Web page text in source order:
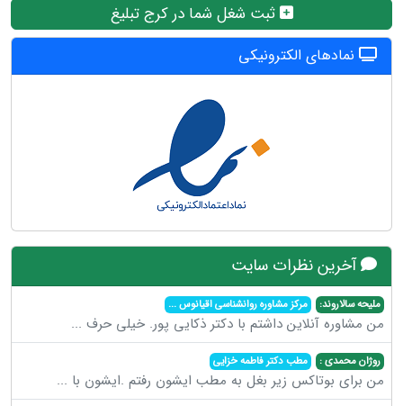
ثبت شغل شما در کرج تبلیغ
نمادهای الکترونیکی
آخرین نظرات سایت
ملیحه سالاروند: مرکز مشاوره روانشناسی اقیانوس...
من مشاوره آنلاین داشتم با دکتر ذکایی پور. خیلی حرف ...
روژان محمدی : مطب دکتر فاطمه خزایی
من برای بوتاکس زیر بغل به مطب ایشون رفتم .ایشون با ...